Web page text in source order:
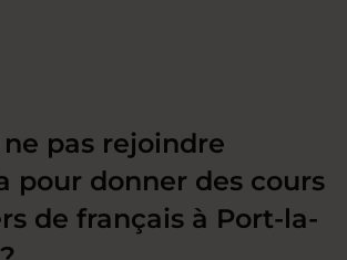
pas rejoindre
pour donner des cours
de français à Port-la-